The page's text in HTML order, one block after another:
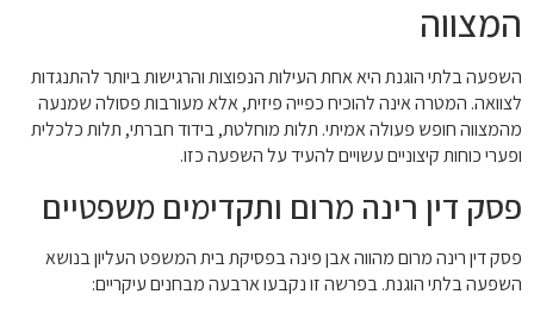
המצווה
השפעה בלתי הוגנת היא אחת העילות הנפוצות והרגישות ביותר להתנגדות
לצוואה. המטרה אינה להוכיח כפייה פיזית, אלא מעורבות פסולה שמנעה
מהמצווה חופש פעולה אמיתי. תלות מוחלטת, בידוד חברתי, תלות כלכלית
ופערי כוחות קיצוניים עשויים להעיד על השפעה כזו.
פסק דין רינה מרום ותקדימים משפטיים
פסק דין רינה מרום מהווה אבן פינה בפסיקת בית המשפט העליון בנושא
השפעה בלתי הוגנת. בפרשה זו נקבעו ארבעה מבחנים עיקריים: